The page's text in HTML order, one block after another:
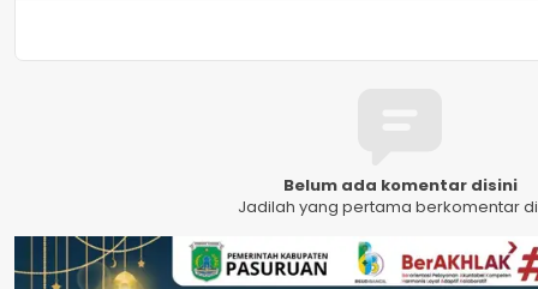
Belum ada komentar disini
Jadilah yang pertama berkomentar